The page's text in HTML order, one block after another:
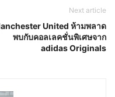
Next article
United ห้ามพลาด
พบกับคอลเลคชั่นพิเศษจาก
adidas Originals